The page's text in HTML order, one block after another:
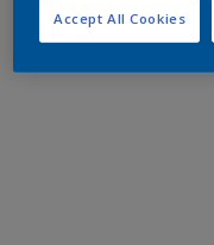
Accept All Cookies